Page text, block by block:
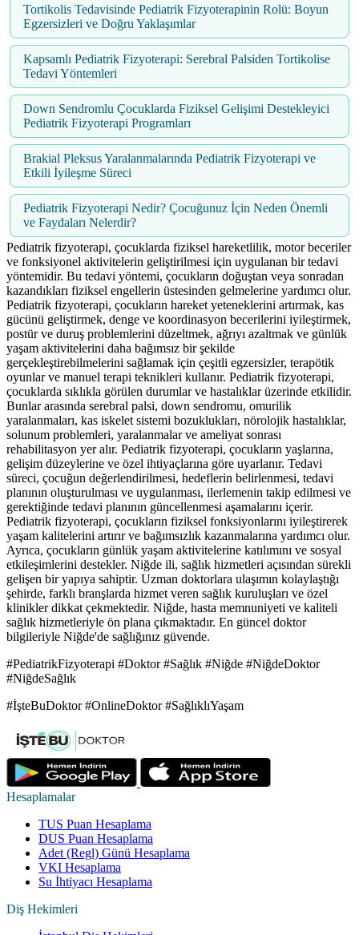
Tortikolis Tedavisinde Pediatrik Fizyoterapinin Rolü: Boyun
Egzersizleri ve Doğru Yaklaşımlar
Kapsamlı Pediatrik Fizyoterapi: Serebral Palsiden Tortikolise
Tedavi Yöntemleri
Down Sendromlu Çocuklarda Fiziksel Gelişimi Destekleyici
Pediatrik Fizyoterapi Programları
Brakial Pleksus Yaralanmalarında Pediatrik Fizyoterapi ve
Etkili İyileşme Süreci
Pediatrik Fizyoterapi Nedir? Çocuğunuz İçin Neden Önemli
ve Faydaları Nelerdir?
Pediatrik fizyoterapi, çocuklarda fiziksel hareketlilik, motor beceriler
ve fonksiyonel aktivitelerin geliştirilmesi için uygulanan bir tedavi
yöntemidir. Bu tedavi yöntemi, çocukların doğuştan veya sonradan
kazandıkları fiziksel engellerin üstesinden gelmelerine yardımcı olur.
Pediatrik fizyoterapi, çocukların hareket yeteneklerini artırmak, kas
gücünü geliştirmek, denge ve koordinasyon becerilerini iyileştirmek,
postür ve duruş problemlerini düzeltmek, ağrıyı azaltmak ve günlük
yaşam aktivitelerini daha bağımsız bir şekilde
gerçekleştirebilmelerini sağlamak için çeşitli egzersizler, terapötik
oyunlar ve manuel terapi teknikleri kullanır. Pediatrik fizyoterapi,
çocuklarda sıklıkla görülen durumlar ve hastalıklar üzerinde etkilidir.
Bunlar arasında serebral palsi, down sendromu, omurilik
yaralanmaları, kas iskelet sistemi bozuklukları, nörolojik hastalıklar,
solunum problemleri, yaralanmalar ve ameliyat sonrası
rehabilitasyon yer alır. Pediatrik fizyoterapi, çocukların yaşlarına,
gelişim düzeylerine ve özel ihtiyaçlarına göre uyarlanır. Tedavi
süreci, çocuğun değerlendirilmesi, hedeflerin belirlenmesi, tedavi
planının oluşturulması ve uygulanması, ilerlemenin takip edilmesi ve
gerektiğinde tedavi planının güncellenmesi aşamalarını içerir.
Pediatrik fizyoterapi, çocukların fiziksel fonksiyonlarını iyileştirerek
yaşam kalitelerini artırır ve bağımsızlık kazanmalarına yardımcı olur.
Ayrıca, çocukların günlük yaşam aktivitelerine katılımını ve sosyal
etkileşimlerini destekler. Niğde ili, sağlık hizmetleri açısından sürekli
gelişen bir yapıya sahiptir. Uzman doktorlara ulaşımın kolaylaştığı
şehirde, farklı branşlarda hizmet veren sağlık kuruluşları ve özel
klinikler dikkat çekmektedir. Niğde, hasta memnuniyeti ve kaliteli
sağlık hizmetleriyle ön plana çıkmaktadır. En güncel doktor
bilgileriyle Niğde'de sağlığınız güvende.
#PediatrikFizyoterapi #Doktor #Sağlık #Niğde #NiğdeDoktor
#NiğdeSağlık
#İşteBuDoktor #OnlineDoktor #SağlıklıYaşam
Hesaplamalar
TUS Puan Hesaplama
DUS Puan Hesaplama
Adet (Regl) Günü Hesaplama
VKI Hesaplama
Su İhtiyacı Hesaplama
Diş Hekimleri